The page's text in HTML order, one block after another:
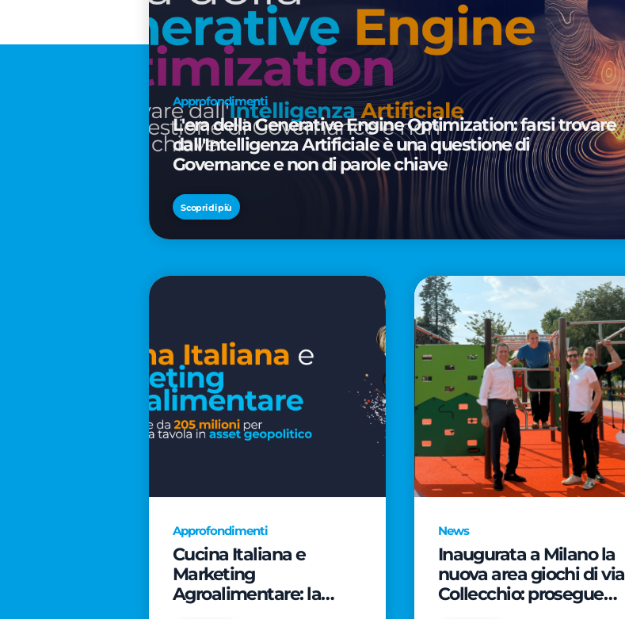
Approfondimenti
L'era della Generative Engine Optimization: farsi trovare
dall'Intelligenza Artificiale è una questione di
Governance e non di parole chiave
Scopri di più
Approfondimenti
Cucina Italiana e
Marketing
Agroalimentare: la
News
Inaugurata a Milano la
nuova area giochi di via
Collecchio: prosegue